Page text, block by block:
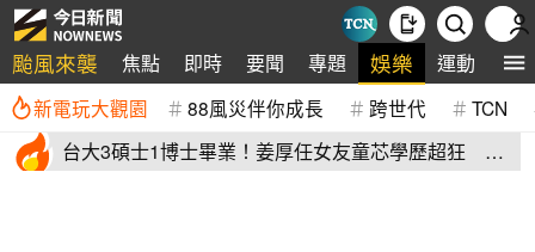
颱風來襲 焦點 即時 要聞 專題 娛樂 運動 全
新電玩大觀園 88風災伴你成長 跨世代 TCN
台大3碩士1博士畢業！姜厚任女友童芯學歷超狂 他